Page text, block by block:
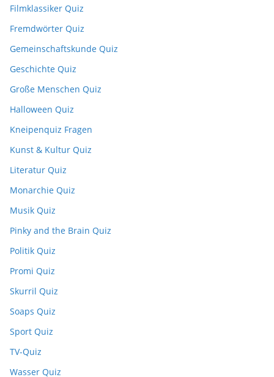
Filmklassiker Quiz
Fremdwörter Quiz
Gemeinschaftskunde Quiz
Geschichte Quiz
Große Menschen Quiz
Halloween Quiz
Kneipenquiz Fragen
Kunst & Kultur Quiz
Literatur Quiz
Monarchie Quiz
Musik Quiz
Pinky and the Brain Quiz
Politik Quiz
Promi Quiz
Skurril Quiz
Soaps Quiz
Sport Quiz
TV-Quiz
Wasser Quiz